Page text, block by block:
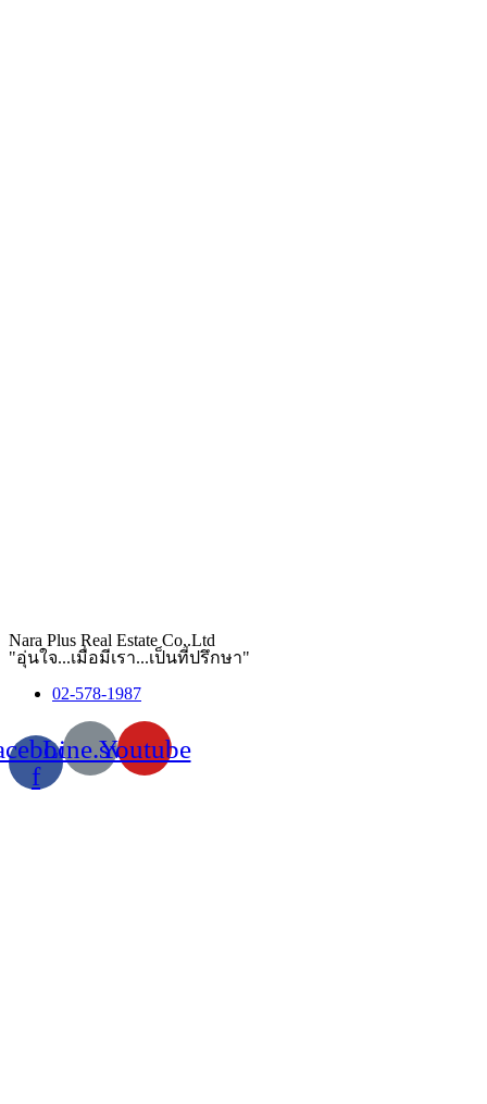
Nara Plus Real Estate Co,.Ltd
"อุ่นใจ...เมื่อมีเรา...เป็นที่ปรึกษา"
02-578-1987
f
Line.svgYoutube